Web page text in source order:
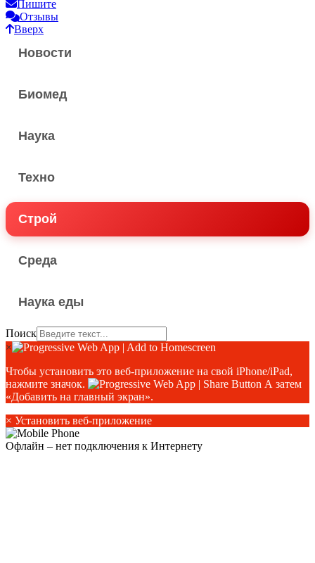
Пишите
Отзывы
Вверх
Новости
Биомед
Наука
Техно
Строй
Среда
Наука еды
Поиск
×
Чтобы установить это веб-приложение на свой iPhone/iPad,
нажмите значок.
А затем
«Добавить на главный экран».
× Установить веб-приложение
Офлайн – нет подключения к Интернету